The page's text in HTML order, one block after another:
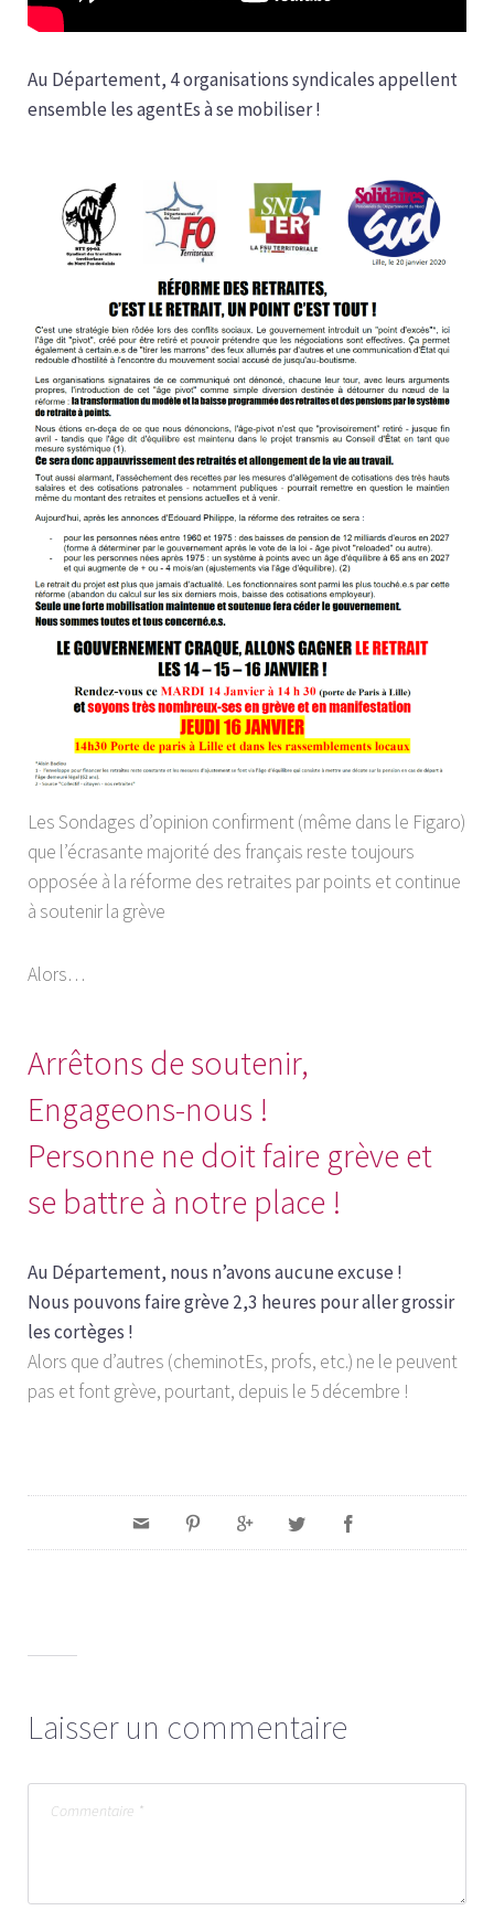
Au Département, 4 organisations syndicales appellent
ensemble les agentEs à se mobiliser !
Les Sondages d’opinion confirment (même dans le Figaro)
que l’écrasante majorité des français reste toujours
opposée à la réforme des retraites par points et continue
à soutenir la grève
Alors…
Arrêtons de soutenir,
Engageons-nous !
Personne ne doit faire grève et
se battre à notre place !
Au Département, nous n’avons aucune excuse !
Nous pouvons faire grève 2,3 heures pour aller grossir
les cortèges !
Alors que d’autres (cheminotEs, profs, etc.) ne le peuvent
pas et font grève, pourtant, depuis le 5 décembre !
Laisser un commentaire